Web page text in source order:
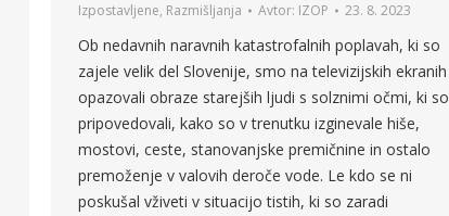
Izpostavljene, Razmišljanja Avtor: IZOP 23. 8. 2023
Ob nedavnih naravnih katastrofalnih poplavah, ki so
zajele velik del Slovenije, smo na televizijskih ekranih
opazovali obraze starejših ljudi s solznimi očmi, ki so
pripovedovali, kako so v trenutku izginevale hiše,
mostovi, ceste, stanovanjske premičnine in ostalo
premoženje v valovih deroče vode. Le kdo se ni
poskušal vživeti v situacijo tistih, ki so zaradi